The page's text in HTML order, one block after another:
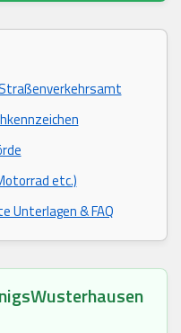
etc.)
Unterlagen & FAQ